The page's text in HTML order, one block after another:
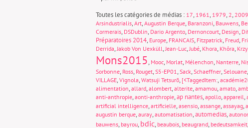
Toutes les catégories de médias : 17, 1961, 1979, 2, 2009
Arsindustrialis, Art, Augustin Berque, Baranzoni, Bauwens,
Cormerais, DSDublin, Dario Argento, Dernoncourt, Design,
Préparatoires 2014, Europe, FRANCAIS, Fitzpatrick, Freud,
Derrida,Jakob Von Uexküll,Jean-Luc,Jubé, Khora, Khôra,
Mons2015, Mooc, Morlat, Mélenchon, Nanterre,
Sorbonne, Ross, Rouget, S5-EP01, Sack, Schaeffner, Selouane,
VILLAGE, Vignola, Watsuji Tetsurō, [<TaggedItem:,
alimentation, allard, alombert, alterite, amamou, amato,
anti-anthropie, aonti-anthropie,ap nantes, apollo, appareil,
artificial intelligence, artificielle, asensio, assange, assayag,
augustin berque, auray, automatisation,automedias,
bauwens, bayrou, bdic, beaubois, beaugrand, bedeutsamkeit,